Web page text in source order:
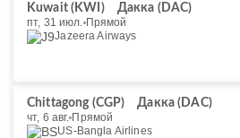
Kuwait (KWI)
Дакка (DAC)
пт, 31 июл. Прямой
Jazeera Airways
Chittagong (CGP)
Дакка (DAC)
чт, 6 авг. Прямой
US-Bangla Airlines